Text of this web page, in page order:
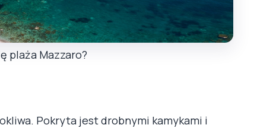
plaża Mazzaro?
Pokryta jest drobnymi kamykami i